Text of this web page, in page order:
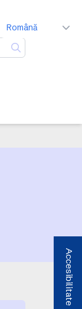
Caută
Română
Accesibilitate